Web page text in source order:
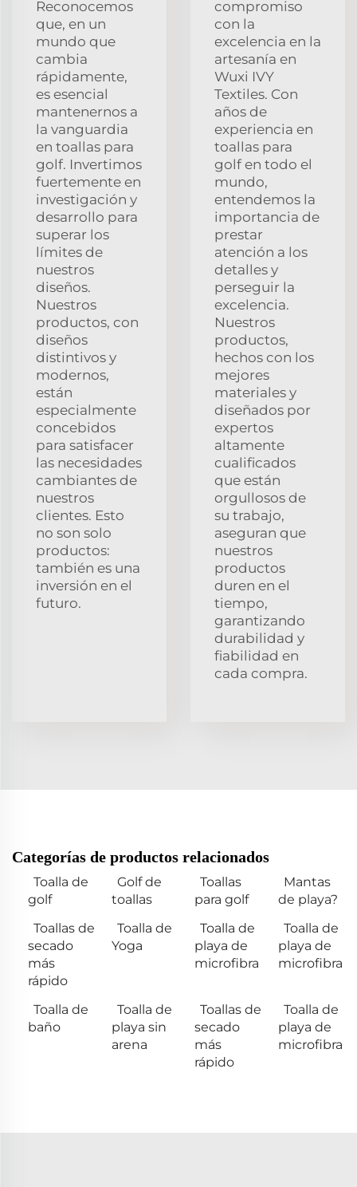
Reconocemos
que, en un
mundo que
cambia
rápidamente,
es esencial
mantenernos a
la vanguardia
en toallas para
golf. Invertimos
fuertemente en
investigación y
desarrollo para
superar los
límites de
nuestros
diseños.
Nuestros
productos, con
diseños
distintivos y
modernos,
están
especialmente
concebidos
para satisfacer
las necesidades
cambiantes de
nuestros
clientes. Esto
no son solo
productos:
también es una
inversión en el
futuro.
compromiso
con la
excelencia en la
artesanía en
Wuxi IVY
Textiles. Con
años de
experiencia en
toallas para
golf en todo el
mundo,
entendemos la
importancia de
prestar
atención a los
detalles y
perseguir la
excelencia.
Nuestros
productos,
hechos con los
mejores
materiales y
diseñados por
expertos
altamente
cualificados
que están
orgullosos de
su trabajo,
aseguran que
nuestros
productos
duren en el
tiempo,
garantizando
durabilidad y
fiabilidad en
cada compra.
Categorías de productos relacionados
Toalla de
golf
Golf de
toallas
Toallas
para golf
Mantas
de playa?
Toallas de
secado
más
rápido
Toalla de
Yoga
Toalla de
playa de
microfibra
Toalla de
playa de
microfibra
Toalla de
baño
Toalla de
playa sin
arena
Toallas de
secado
más
rápido
Toalla de
playa de
microfibra